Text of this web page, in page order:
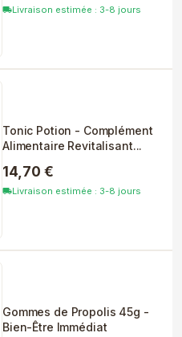
local_shippingLivraison estimée : 3-8 jours
Tonic Potion - Complément
Alimentaire Revitalisant...
14,70 €
local_shippingLivraison estimée : 3-8 jours
Gommes de Propolis 45g -
Bien-Être Immédiat